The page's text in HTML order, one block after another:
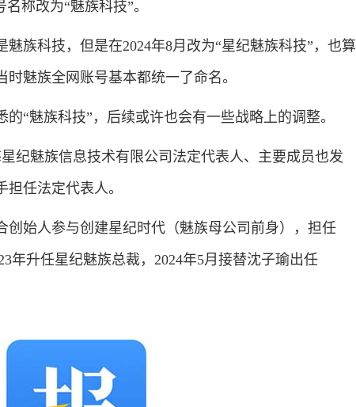
称改为“魅族科技”。
科技，但是在2024年8月改为“星纪魅族科技”，也算
魅族全网账号基本都统一了命名。
魅族科技”，后续或许也会有一些战略上的调整。
魅族信息技术有限公司法定代表人、主要成员也发
任法定代表人。
始人参与创建星纪时代（魅族母公司前身），担任
年升任星纪魅族总裁，2024年5月接替沈子瑜出任